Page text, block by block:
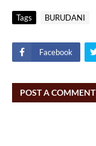
Tags BURUDANI
Facebook
POST A COMMENT